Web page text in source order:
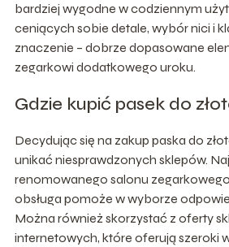
bardziej wygodne w codziennym
ceniących sobie detale, wybór nici i
znaczenie – dobrze dopasowane
zegarkowi dodatkowego uroku.
Gdzie kupić pasek do
Decydując się na zakup paska do
unikać niesprawdzonych sklepów.
renomowanego salonu
obsługa pomoże w wyborze
Można również skorzystać z oferty
internetowych, które oferują szeroki